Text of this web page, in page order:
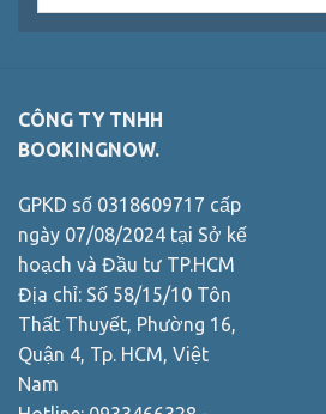
CÔNG TY TNHH
BOOKINGNOW.
GPKD số 0318609717 cấp
ngày 07/08/2024 tại Sở kế
hoạch và Đầu tư TP.HCM
Địa chỉ: Số 58/15/10 Tôn
Thất Thuyết, Phường 16,
Quận 4, Tp. HCM, Việt
Nam